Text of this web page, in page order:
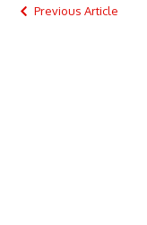
Previous Article